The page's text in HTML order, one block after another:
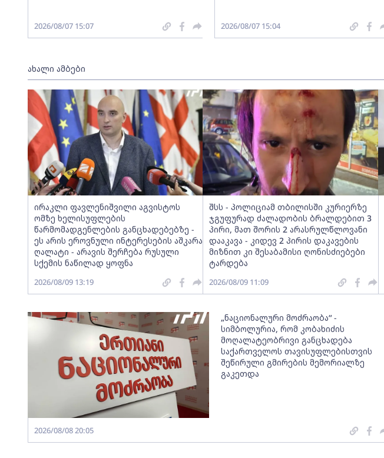
2026/08/07 15:07 2026/08/07 15:04
ახალი ამბები
ირაკლი ფავლენიშვილი აგვისტოს
ომზე ხელისუფლების
წარმომადგენლების განცხადებებზე -
ეს არის ეროვნული ინტერესების აშკარა
ღალატი - არავის შერჩება რუსული
სქემის ნაწილად ყოფნა
2026/08/09 13:19
შსს - პოლიციამ თბილისში კურიერზე
ჯგუფურად ძალადობის ბრალდებით 3
პირი, მათ შორის 2 არასრულწლოვანი
დააკავა - კიდევ 2 პირის დაკავების
მიზნით კი შესაბამისი ღონისძიებები
ტარდება
2026/08/09 11:09
„ნაციონალური მოძრაობა“ -
სიმბოლურია, რომ კობახიძის
მოღალატეობრივი განცხადება
საქართველოს თავისუფლებისთვის
შეწირული გმირების მემორიალზე
გაკეთდა
2026/08/08 20:05